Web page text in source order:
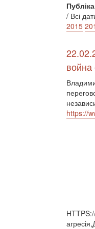
/ Всі
2015
https://